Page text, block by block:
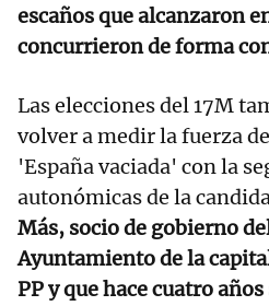
escaños que alcanzaron
concurrieron de forma
Las elecciones del 17M
volver a medir la fuerza
'España vaciada' con la
autonómicas de la
Más, socio de gobierno
Ayuntamiento de la
PP y que hace cuatro